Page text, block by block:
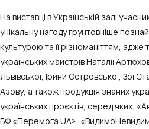
На виставці в Українській залі
унікальну нагоду ґрунтовніше
культурою та її різноманіттям, адже
українських майстрів Наталії
Львівської, Ірини Островської, Зої
Азову, а також продукція знаних
українських проєктів, серед яких:
БФ «Перемога.UA»,